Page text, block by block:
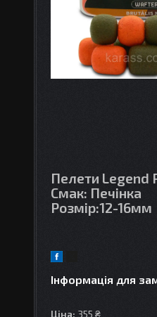
Пелети Legend
Смак: Печінка
Розмір:12-16мм
Інформація для
Ціна: 355 ₴